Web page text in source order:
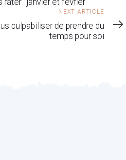
rater : janvier et février
NEXT ARTICLE
culpabiliser de prendre du
temps pour soi